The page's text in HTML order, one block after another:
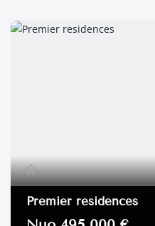
Premier residences